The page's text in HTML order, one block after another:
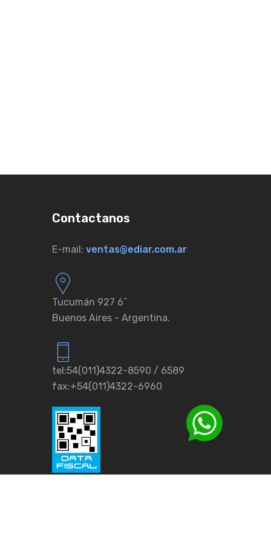
Contactanos
E-mail: ventas@ediar.com.ar
Tucumán 927 6ˆ
Buenos Aires - Argentina.
tel:54(011)4322-8590 / 6589
fax:+54(011)4322-6960